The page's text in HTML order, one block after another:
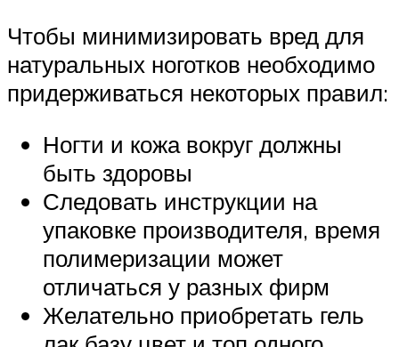
Чтобы минимизировать вред для
натуральных ноготков необходимо
придерживаться некоторых правил:
Ногти и кожа вокруг должны
быть здоровы
Следовать инструкции на
упаковке производителя, время
полимеризации может
отличаться у разных фирм
Желательно приобретать гель